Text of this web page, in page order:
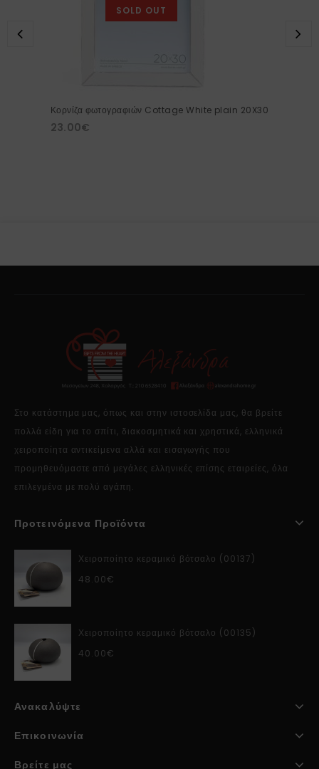
SOLD OUT
Κορνίζα φωτογραφιών Cottage White plain 20X30
23.00€
Στο κατάστημα μας, όπως και στην ιστοσελίδα μας, θα βρείτε
πολλά είδη για το σπίτι, διακοσμητικά και χρηστικά, ελληνικά
χειροποίητα αντικείμενα αλλά και εισαγωγής που
προμηθευόμαστε από μεγάλες ελληνικές επίσης εταιρείες, όλα
επιλεγμένα με πολύ αγάπη.
Προτεινόμενα Προϊόντα
Χειροποίητο κεραμικό βότσαλο (00137)
48.00€
Χειροποίητο κεραμικό βότσαλο (00135)
40.00€
Ανακαλύψτε
Επικοινωνία
Βρείτε μας